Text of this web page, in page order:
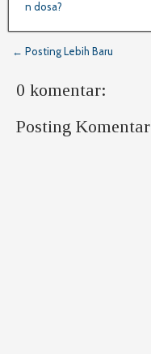
n dosa?
← Posting Lebih Baru
0 komentar:
Posting Komentar